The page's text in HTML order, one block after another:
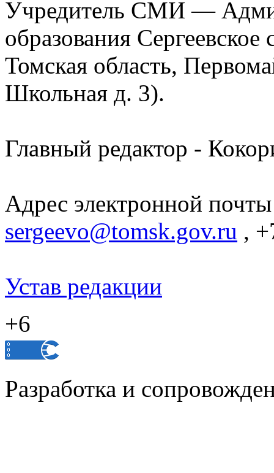
Учредитель СМИ —
образования
Томская область,
Школьная д. 3).
Главный редактор -
Адрес электронной
sergeevo@tomsk.gov.ru ,
Устав редакции
+6
Разработка и